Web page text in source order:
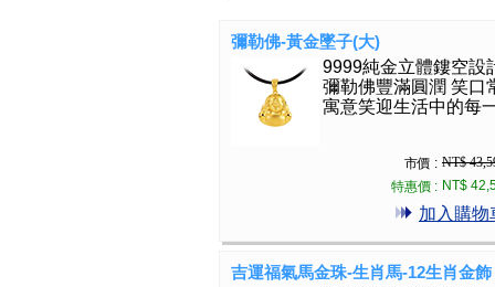
彌勒佛-黃金墜子(大)
9999純金立體鏤空設
彌勒佛豐滿圓潤 笑口
寓意笑迎生活中的每
市價 : NT$
特惠價 : NT$
加入購物
吉運福氣馬金珠-生肖馬-12生肖金飾